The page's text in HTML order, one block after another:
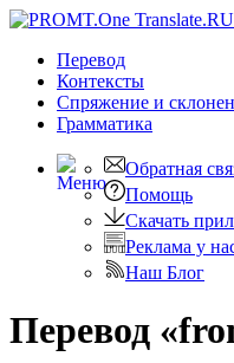
Перевод
Контексты
Спряжение и
Грамматика
Обратная
Помощь
Скачать
Реклама у
Наш Блог
Перевод